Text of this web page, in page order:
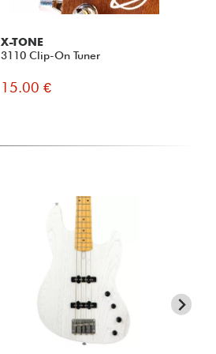
X-TONE
3110 Clip-On Tuner
15.00 €